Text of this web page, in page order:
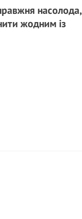
насолода,
жодним із